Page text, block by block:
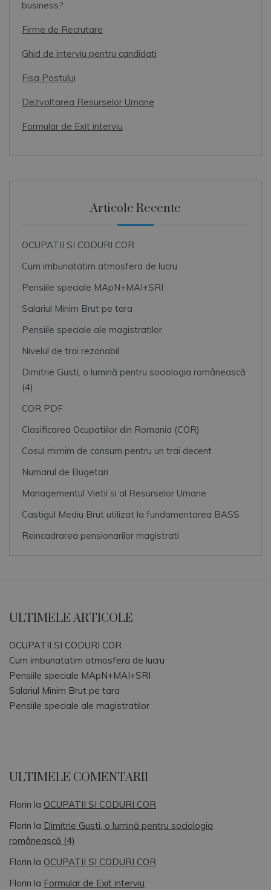
business?
Firme de Recrutare
Ghid de interviu pentru candidati
Fisa Postului
Dezvoltarea Resurselor Umane
Formular de Exit interviu
Articole Recente
OCUPATII SI CODURI COR
Cum imbunatatim atmosfera de lucru
Pensiile speciale MApN+MAI+SRI
Salariul Minim Brut pe tara
Pensiile speciale ale magistratilor
Nivelul de trai rezonabil
Dimitrie Gusti, o lumină pentru sociologia românească
(4)
COR PDF
Clasificarea Ocupatiilor din Romania (COR)
Cosul mimim de consum pentru un trai decent
Numarul de Bugetari
Managementul Vietii si al Resurselor Umane
Castigul Mediu Brut utilizat la fundamentarea BASS
Reincadrarea pensionarilor magistrati
ULTIMELE ARTICOLE
OCUPATII SI CODURI COR
Cum imbunatatim atmosfera de lucru
Pensiile speciale MApN+MAI+SRI
Salariul Minim Brut pe tara
Pensiile speciale ale magistratilor
ULTIMELE COMENTARII
Florin la OCUPATII SI CODURI COR
Florin la Dimitrie Gusti, o lumină pentru sociologia
românească (4)
Florin la OCUPATII SI CODURI COR
Florin la Formular de Exit interviu